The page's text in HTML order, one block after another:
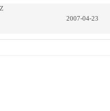
2007-04-23